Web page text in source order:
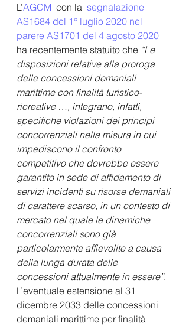
L’AGCM con la segnalazione
AS1684 del 1° luglio 2020 nel
parere AS1701 del 4 agosto 2020
ha recentemente statuito che “Le
disposizioni relative alla proroga
delle concessioni demaniali
marittime con finalità turistico-
ricreative …, integrano, infatti,
specifiche violazioni dei principi
concorrenziali nella misura in cui
impediscono il confronto
competitivo che dovrebbe essere
garantito in sede di affidamento di
servizi incidenti su risorse demaniali
di carattere scarso, in un contesto di
mercato nel quale le dinamiche
concorrenziali sono già
particolarmente affievolite a causa
della lunga durata delle
concessioni attualmente in essere”.
L’eventuale estensione al 31
dicembre 2033 delle concessioni
demaniali marittime per finalità